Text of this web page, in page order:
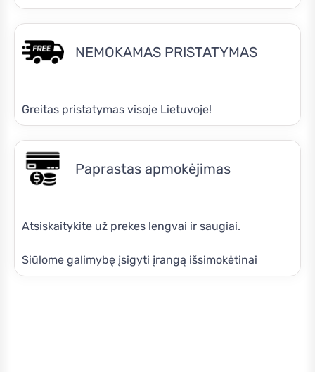
NEMOKAMAS PRISTATYMAS
Greitas pristatymas visoje Lietuvoje!
Paprastas apmokėjimas
Atsiskaitykite už prekes lengvai ir saugiai.
Siūlome galimybę įsigyti įrangą išsimokėtinai